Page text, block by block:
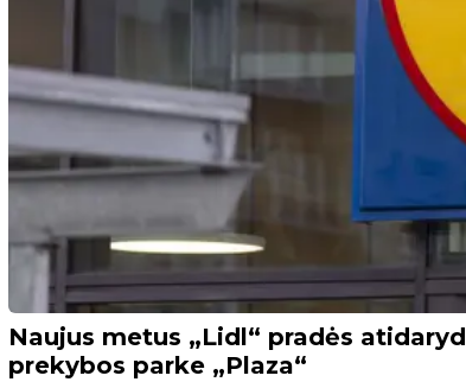
Naujus metus „Lidl“ pradės
prekybos parke „Plaza“